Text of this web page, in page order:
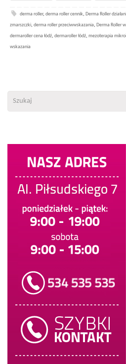
derma roller,derma roller cennik, Derma Roller
zmarszczki, derma roller przeciwwskazania, Derma Roller
dermaroller cena łódź, dermaroller łódź, mezoterapia
wskazania